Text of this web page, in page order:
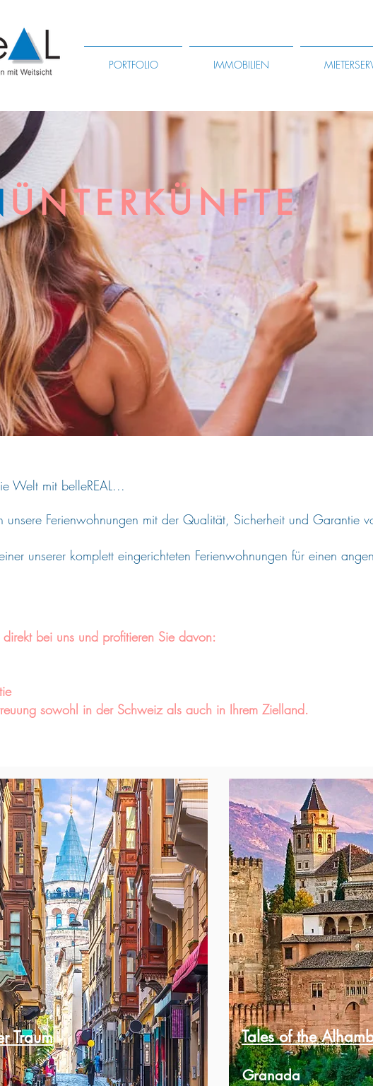
PORTFOLIO IMMOBILIEN
ÜNTERKÜNFTE
Welt mit belleREAL...
unsere Ferienwohnungen mit der Qualität, Sicherheit und Garantie
unserer komplett eingerichteten Ferienwohnungen für einen
bei uns und profitieren Sie davon:
sowohl in der Schweiz als auch in Ihrem Zielland.
Traum Tales of the
Granada